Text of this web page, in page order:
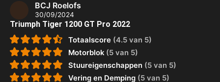
BCJ Roelofs
30/09/2024
Triumph Tiger 1200 GT Pro 2022
Totaalscore (4.5 van 5)
Motorblok (5 van 5)
Stuureigenschappen (5 van 5)
Vering en Demping (5 van 5)